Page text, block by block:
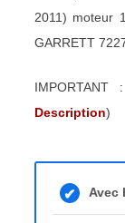
2011) moteur
GARRETT
Description)
Avec